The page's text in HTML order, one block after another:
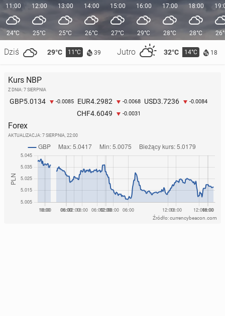
11:00
24°C
Dziś 29°C 11°C 39 Jutro 32°C 14°C 18
12:00
25°C
13:00
25°C
14:00
26°C
15:00
27°C
16:00
29°C
17:00
28°C
18:00
28°C
Kurs NBP
Z DNIA: 7 SIERPNIA
GBP5.0134 -0.0085 EUR4.2982 -0.0068 USD3.7236 -0.0084
CHF4.6049 -0.0031
Forex
AKTUALIZACJA: 7 SIERPNIA, 22:00
Źródło: currencybeacon.com